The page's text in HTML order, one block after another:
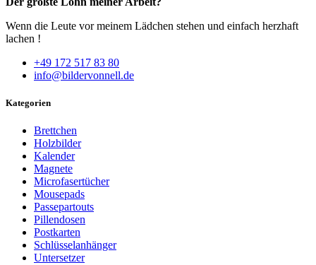
Wenn die Leute vor meinem Lädchen stehen und einfach herzhaft
lachen !
+49 172 517 83 80
info@bildervonnell.de
Kategorien
Brettchen
Holzbilder
Kalender
Magnete
Microfasertücher
Mousepads
Passepartouts
Pillendosen
Postkarten
Schlüsselanhänger
Untersetzer